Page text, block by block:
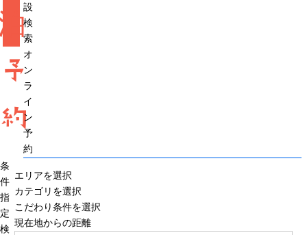
予
約
設
検
索
オ
ン
ラ
イ
ン
予
約
条
件
指
定
検
エリアを選択
カテゴリを選択
こだわり条件を選択
現在地からの距離